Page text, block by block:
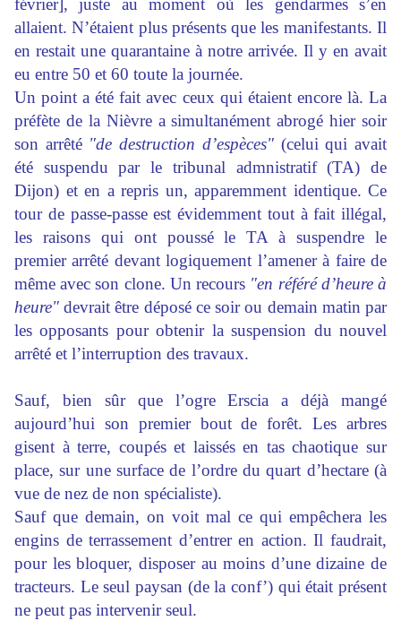
février], juste au moment où les gendarmes s’en
allaient. N’étaient plus présents que les manifestants. Il
en restait une quarantaine à notre arrivée. Il y en avait
eu entre 50 et 60 toute la journée.
Un point a été fait avec ceux qui étaient encore là. La
préfète de la Nièvre a simultanément abrogé hier soir
son arrêté "de destruction d’espèces"(celui qui avait
été suspendu par le tribunal admnistratif (TA) de
Dijon) et en a repris un, apparemment identique. Ce
tour de passe-passe est évidemment tout à fait illégal,
les raisons qui ont poussé le TA à suspendre le
premier arrêté devant logiquement l’amener à faire de
même avec son clone. Un recours "en référé d’heure à
heure" devrait être déposé ce soir ou demain matin par
les opposants pour obtenir la suspension du nouvel
arrêté et l’interruption des travaux.
Sauf, bien sûr que l’ogre Erscia a déjà mangé
aujourd’hui son premier bout de forêt. Les arbres
gisent à terre, coupés et laissés en tas chaotique sur
place, sur une surface de l’ordre du quart d’hectare (à
vue de nez de non spécialiste).
Sauf que demain, on voit mal ce qui empêchera les
engins de terrassement d’entrer en action. Il faudrait,
pour les bloquer, disposer au moins d’une dizaine de
tracteurs. Le seul paysan (de la conf’) qui était présent
ne peut pas intervenir seul.